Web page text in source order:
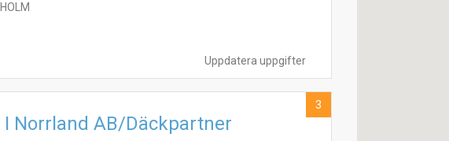
Uppdatera uppgifter
I Norrland AB/Däckpartner
3